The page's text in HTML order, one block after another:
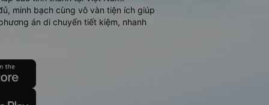
minh bạch cùng vô vàn tiện ích giúp
án di chuyển tiết kiệm, nhanh